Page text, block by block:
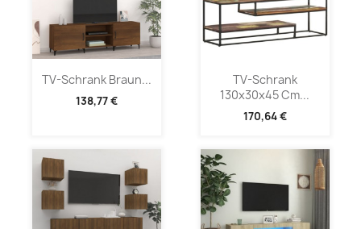
TV-Schrank Braun...
138,77 €
TV-Schrank
130x30x45 Cm...
170,64 €